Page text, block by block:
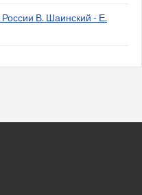
В. Шаинский - Е.